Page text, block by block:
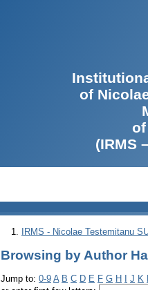
of
(IRMS
IRMS - Nicolae Testemitanu
Browsing by Author
Jump to: 0-9 A B C D E F G H J K